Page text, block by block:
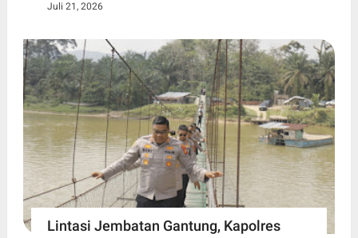
Juli 21, 2026
Lintasi Jembatan Gantung, Kapolres